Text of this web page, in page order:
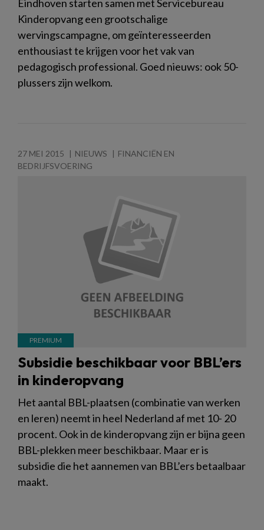
Eindhoven starten samen met Servicebureau
Kinderopvang een grootschalige
wervingscampagne, om geïnteresseerden
enthousiast te krijgen voor het vak van
pedagogisch professional. Goed nieuws: ook 50-
plussers zijn welkom.
27 MEI 2015 NIEUWS
FINANCIËN EN
BEDRIJFSVOERING
Subsidie beschikbaar voor BBL’ers
in kinderopvang
Het aantal BBL-plaatsen (combinatie van werken
en leren) neemt in heel Nederland af met 10- 20
procent. Ook in de kinderopvang zijn er bijna geen
BBL-plekken meer beschikbaar. Maar er is
subsidie die het aannemen van BBL’ers betaalbaar
maakt.